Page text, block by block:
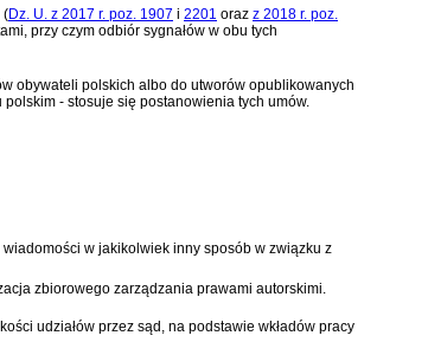
(Dz. U. z 2017 r. poz. 1907 i 2201 oraz z 2018 r. poz.
przy czym odbiór sygnałów w obu tych
obywateli polskich albo do utworów opublikowanych
- stosuje się postanowienia tych umów.
w jakikolwiek inny sposób w związku z
zbiorowego zarządzania prawami autorskimi.
udziałów przez sąd, na podstawie wkładów pracy